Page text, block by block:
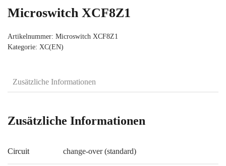
Microswitch XCF8Z1
Artikelnummer: Microswitch XCF8Z1
Kategorie: XC(EN)
Zusätzliche Informationen
Zusätzliche Informationen
Circuit change-over (standard)